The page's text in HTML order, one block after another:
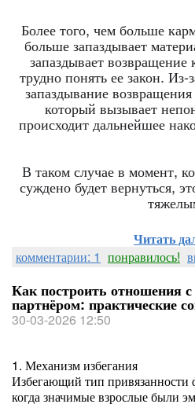
Более того, чем больше
больше запаздывает
запаздывает
трудно понять ее закон. Из-
запаздывание
который вызывает
происходит дальнейшее
В таком случае в момент,
суждено будет вернуться,
Читать
комментарии: 1 понравилось!
Как построить отношения
партнёром: практические
30-03-2026 12:50
1. Механизм избегания
Избегающий тип привязанности
когда значимые взрослые были